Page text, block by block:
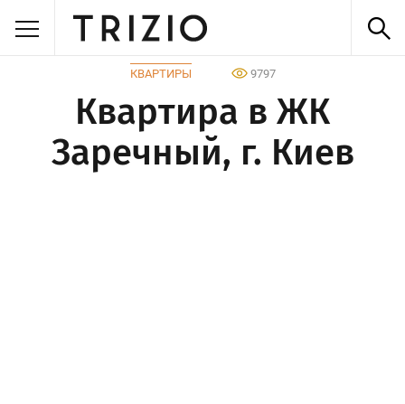
КВАРТИРЫ 9797
Квартира в ЖК
Заречный, г. Киев